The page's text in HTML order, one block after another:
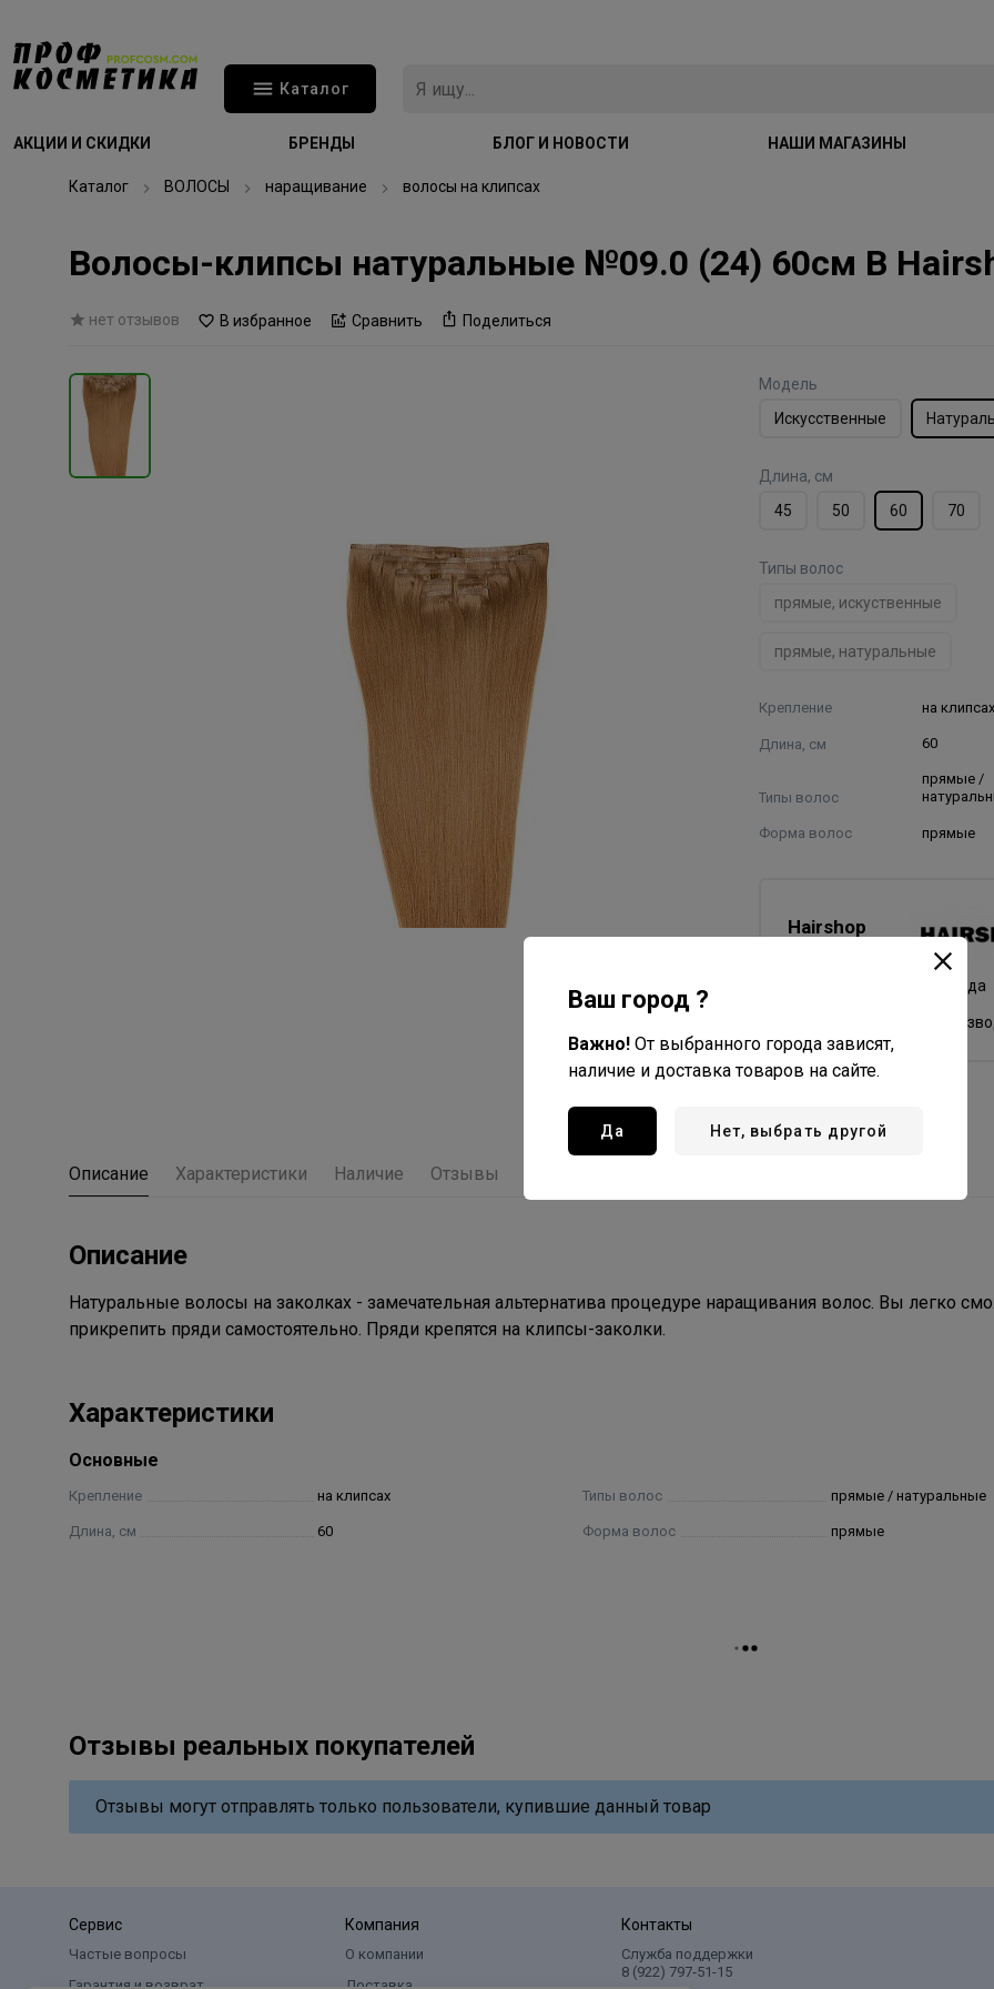
Каталог
АКЦИИ И СКИДКИ БРЕНДЫ БЛОГ И НОВОСТИ НАШИ МАГАЗИНЫ
Каталог ВОЛОСЫ наращивание волосы на клипсах
Волосы-клипсы натуральные №09.0 (24) 60см В
нет отзывов В избранное Сравнить Поделиться
Модель
Искусственные
Длина, см
45
50 60 70
Типы волос
прямые, искуственные
прямые, натуральные
Крепление на клипсах
Длина, см 60
Типы волос
прямые /
Форма волос прямые
Hairshop
Китай - страна бренда
Китай - страна
Описание Характеристики Наличие Отзывы
Описание
Натуральные волосы на заколках - замечательная альтернатива процедуре наращивания волос. Вы легко
прикрепить пряди самостоятельно. Пряди крепятся на клипсы-заколки.
Характеристики
Основные
Крепление на клипсах
Длина, см 60
Типы волос прямые / натуральные
Форма волос прямые
Отзывы реальных покупателей
Отзывы могут отправлять только пользователи, купившие данный товар
Сервис
Частые вопросы
Гарантия и возврат
Компания
О компании
Доставка
Контакты
Служба поддержки
8 (922) 797‑51-15
Ваш город ?
Важно! От выбранного города зависят,
наличие и доставка товаров на сайте.
Да Нет, выбрать другой